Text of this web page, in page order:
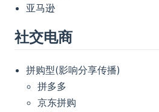
亚马逊
社交电商
拼购型(影响分享传播)
拼多多
京东拼购